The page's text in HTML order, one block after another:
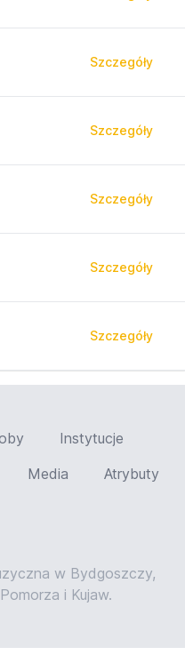
Szczegóły
Szczegóły
Szczegóły
Szczegóły
Szczegóły
Instytucje
Media Atrybuty
w Bydgoszczy,
i Kujaw.